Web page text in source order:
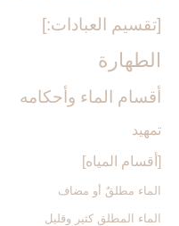
[تقسيم العبادات:]
الطهارة
أقسام الماء وأحكامه‏
تمهيد
[أقسام المياه‏]
الماء مطلقٌ أو مضاف
الماء المطلق كثير وقليل